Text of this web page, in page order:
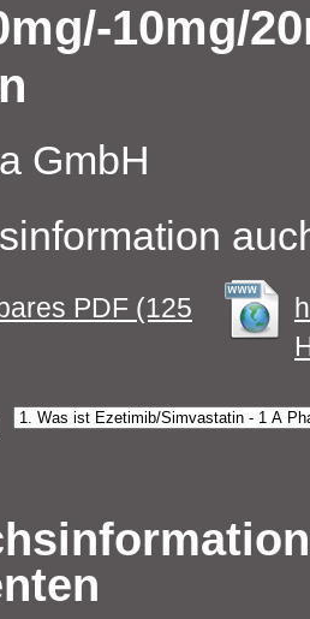
10mg/
GmbH
PDF (125